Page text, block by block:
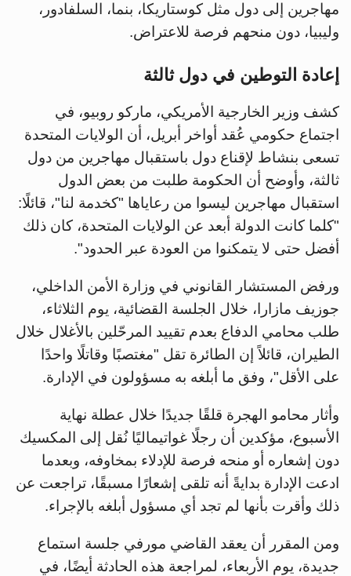
مهاجرين إلى دول مثل كوستاريكا، بنما، السلفادور،
وليبيا، دون منحهم فرصة للاعتراض.
إعادة التوطين في دول ثالثة
كشف وزير الخارجية الأمريكي، ماركو روبيو، في
اجتماع حكومي عُقد أواخر أبريل، أن الولايات المتحدة
تسعى بنشاط لإقناع دول باستقبال مهاجرين من دول
ثالثة، وأوضح أن الحكومة طلبت من بعض الدول
استقبال مهاجرين ليسوا من رعاياها "كخدمة لنا"، قائلًا:
"كلما كانت الدولة أبعد عن الولايات المتحدة، كان ذلك
أفضل حتى لا يتمكنوا من العودة عبر الحدود".
ورفض المستشار القانوني في وزارة الأمن الداخلي،
جوزيف مازارا، خلال الجلسة القضائية، يوم الثلاثاء،
طلب محامي الدفاع بعدم تقييد المرحّلين بالأغلال خلال
الطيران، قائلاً إن الطائرة تقل "مغتصبًا وقاتلًا واحدًا
على الأقل"، وفق ما أبلغه به مسؤولون في الإدارة.
وأثار محامو الهجرة قلقًا جديدًا خلال عطلة نهاية
الأسبوع، مؤكدين أن رجلًا غواتيماليًا نُقل إلى المكسيك
دون إشعاره أو منحه فرصة للإدلاء بمخاوفه، وبعدما
ادعت الإدارة بدايةً أنه تلقى إشعارًا مسبقًا، تراجعت عن
ذلك وأقرت بأنها لم تجد أي مسؤول أبلغه بالإجراء.
ومن المقرر أن يعقد القاضي مورفي جلسة استماع
جديدة، يوم الأربعاء، لمراجعة هذه الحادثة أيضًا، في